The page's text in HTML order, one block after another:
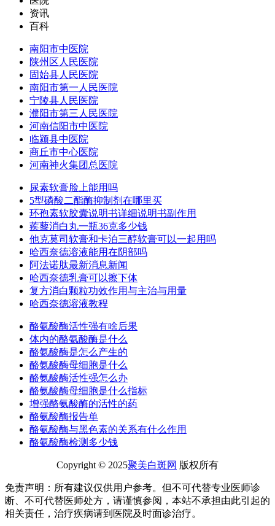
资讯
百科
南阳市中医院
陕州区人民医院
固始县人民医院
南阳市第一人民医院
宁陵县人民医院
濮阳市第三人民医院
河南信阳市中医院
临颍县中医院
商丘市中心医院
河南神火集团总医院
尿素软膏脸上能用吗
5型磷酸二酯酶抑制剂在哪里买
环孢素软胶囊说明书详细说明书副作用
蒺藜消白丸一瓶36克多少钱
他克莫司软膏和卡泊三醇软膏可以一起用吗
哈西奈德溶液能用在阴部吗
阿法诺肽最新消息新闻
哈西奈德乳膏可以擦下体
复方消白颗粒功效作用与主治与用量
哈西奈德溶液教程
酪氨酸酶活性强有啥后果
体内的酪氨酸酶是什么
酪氨酸酶是怎么产生的
酪氨酸酶母细胞是什么
酪氨酸酶活性强怎么办
酪氨酸酶母细胞是什么指标
增强酪氨酸酶的活性的药
酪氨酸酶报告单
酪氨酸酶与黑色素的关系有什么作用
酪氨酸酶检测多少钱
Copyright © 2025聚美白斑网 版权所有
免责声明：所有建议仅供用户参考。但不可代替专业医师诊
断、不可代替医师处方，请谨慎参阅，本站不承担由此引起的
相关责任，治疗疾病请到医院及时面诊治疗。